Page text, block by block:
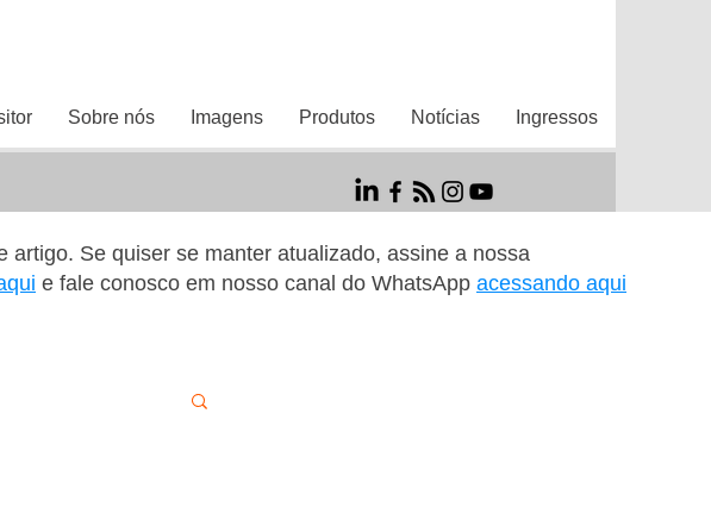
Sobre nós Imagens Produtos Notícias Ingressos
artigo. Se quiser se manter atualizado, assine a nossa
e fale conosco em nosso canal do WhatsApp acessando aqui